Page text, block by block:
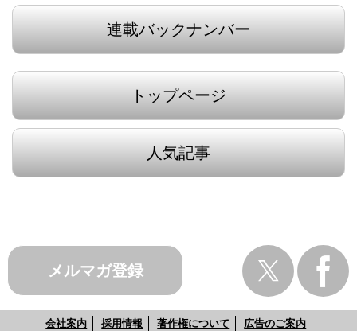
連載バックナンバー
トップページ
人気記事
メルマガ登録
会社案内 採用情報 著作権について 広告のご案内